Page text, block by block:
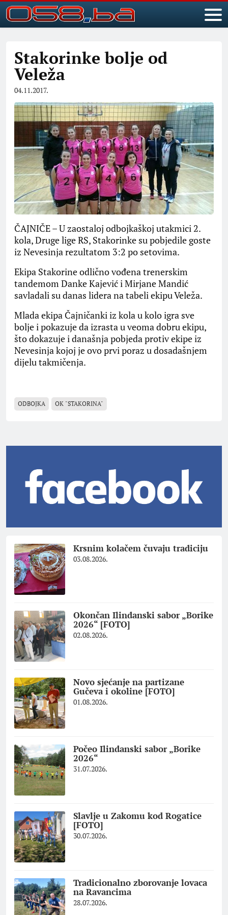
Stakorinke bolje od
Veleža
04.11.2017.
ČAJNIČE – U zaostaloj odbojkaškoj utakmici 2.
kola, Druge lige RS, Stakorinke su pobjedile goste
iz Nevesinja rezultatom 3:2 po setovima.
Ekipa Stakorine odlično vođena trenerskim
tandemom Danke Kajević i Mirjane Mandić
savladali su danas lidera na tabeli ekipu Veleža.
Mlada ekipa Čajničanki iz kola u kolo igra sve
bolje i pokazuje da izrasta u veoma dobru ekipu,
što dokazuje i današnja pobjeda protiv ekipe iz
Nevesinja kojoj je ovo prvi poraz u dosadašnjem
dijelu takmičenja.
ODBOJKA OK "STAKORINA"
Krsnim kolačem čuvaju tradiciju
03.08.2026.
Okončan Ilindanski sabor „Borike
2026“ [FOTO]
02.08.2026.
Novo sjećanje na partizane
Gučeva i okoline [FOTO]
01.08.2026.
Počeo Ilindanski sabor „Borike
2026“
31.07.2026.
Slavlje u Zakomu kod Rogatice
[FOTO]
30.07.2026.
Tradicionalno zborovanje lovaca
na Ravancima
28.07.2026.